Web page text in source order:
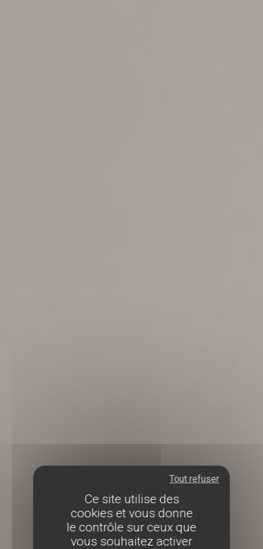
Ce site utilise des
cookies et vous donne
le contrôle sur ceux que
vous souhaitez activer
Tout refuser